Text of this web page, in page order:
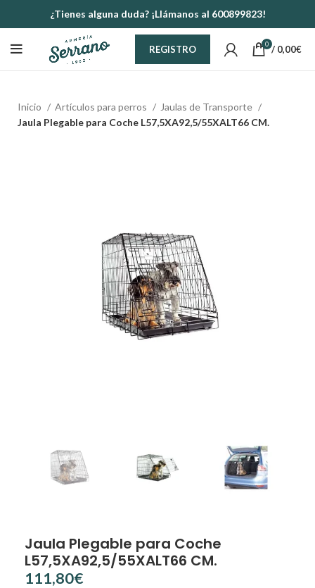
¿Tienes alguna duda? ¡Llámanos al 600899823!
REGISTRO 0 / 0,00€
Inicio Artículos para perros
Jaulas de Transporte
Jaula Plegable para Coche L57,5XA92,5/55XALT66 CM.
Jaula Plegable para Coche
L57,5XA92,5/55XALT66 CM.
€